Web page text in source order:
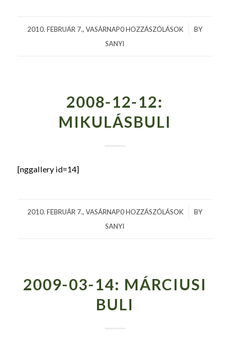
2010. FEBRUÁR 7., VASÁRNAP0 HOZZÁSZÓLÁSOK
/
BY
SANYI
2008-12-12:
MIKULÁSBULI
[nggallery id=14]
2010. FEBRUÁR 7., VASÁRNAP0 HOZZÁSZÓLÁSOK
/
BY
SANYI
2009-03-14: MÁRCIUSI
BULI